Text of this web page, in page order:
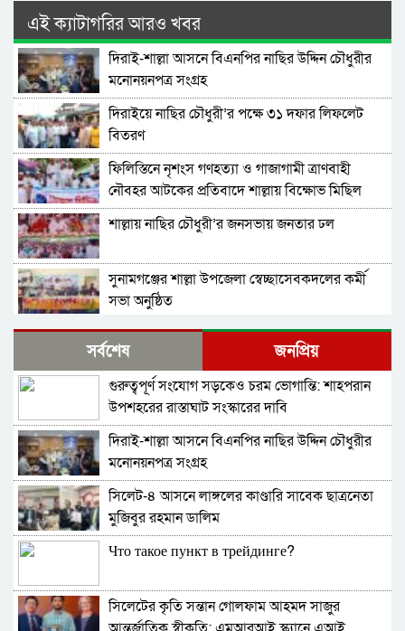
এই ক্যাটাগরির আরও খবর
দিরাই-শাল্লা আসনে বিএনপির নাছির উদ্দিন চৌধুরীর
মনোনয়নপত্র সংগ্রহ
দিরাইয়ে নাছির চৌধুরী’র পক্ষে ৩১ দফার লিফলেট
বিতরণ
ফিলিস্তিনে নৃশংস গণহত্যা ও গাজাগামী ত্রাণবাহী
নৌবহর আটকের প্রতিবাদে শাল্লায় বিক্ষোভ মিছিল
শাল্লায় নাছির চৌধুরী’র জনসভায় জনতার ঢল
সুনামগঞ্জের শাল্লা উপজেলা স্বেচ্ছাসেবকদলের কর্মী
সভা অনুষ্ঠিত
দিরাইয়ে মাওলানা মুশতাক গাজীনগরীর হত্যার
প্রতিবাদে বিক্ষোভ মিছিল ও সমাবেশ অনুষ্ঠিত
শাল্লায় স্বেচ্চায় রক্তদানের ছোট উদ্যোগ থেকে সুদৃঢ়
মানবিক নেটওয়ার্ক
শাল্লায় বিএনপির প্রতিষ্ঠাবার্ষিকী পালিত
নাশকতার মামলায় বিএনপির ৫২ নেতাকর্মী
আসামি,বিএনপি সেক্রেটারী প্রার্থী সহোদর আ,লীগ
নেতা ওই মামলার প্রধান সাক্ষী!
তাহিরপুরে ব্যবসায়ীর বিরুদ্ধে মিথ্যা মামলা প্রতিকার
শাল্লায় (ঘুঙ্গিয়ারগাঁও) বাজারের চারপাশের ময়লা
সর্বশেষ জনপ্রিয়
গুরুত্বপূর্ণ সংযোগ সড়কেও চরম ভোগান্তি: শাহপরান
উপশহরের রাস্তাঘাট সংস্কারের দাবি
দিরাই-শাল্লা আসনে বিএনপির নাছির উদ্দিন চৌধুরীর
মনোনয়নপত্র সংগ্রহ
সিলেট-৪ আসনে লাঙ্গলের কাণ্ডারি সাবেক ছাত্রনেতা
মুজিবুর রহমান ডালিম
Что такое пункт в трейдинге?
সিলেটের কৃতি সন্তান গোলফাম আহমদ সাজুর